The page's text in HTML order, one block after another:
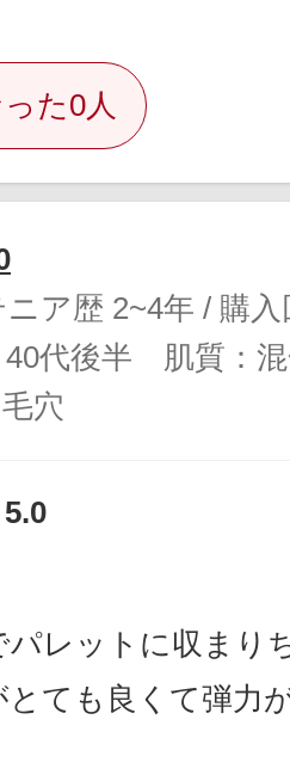
た0人
ニア歴 2~4年 / 購
40代後半 肌質：
穴
5.0
パレットに収まり
ても良くて弾力